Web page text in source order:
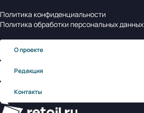
Политика конфиденциальности
Политика обработки персональных данных
О проекте
Редакция
Контакты